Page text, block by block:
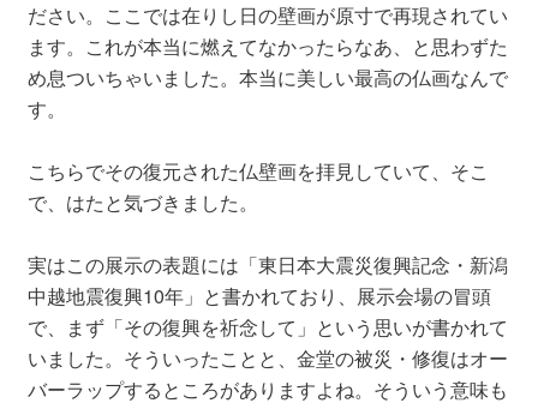
ださい。ここでは在りし日の壁画が原寸で再現されてい
ます。これが本当に燃えてなかったらなあ、と思わずた
め息ついちゃいました。本当に美しい最高の仏画なんで
す。
こちらでその復元された仏壁画を拝見していて、そこ
で、はたと気づきました。
実はこの展示の表題には「東日本大震災復興記念・新潟
中越地震復興10年」と書かれており、展示会場の冒頭
で、まず「その復興を祈念して」という思いが書かれて
いました。そういったことと、金堂の被災・修復はオー
バーラップするところがありますよね。そういう意味も